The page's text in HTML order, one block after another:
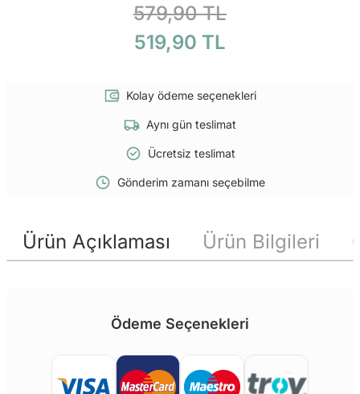
579,90 TL
519,90 TL
Kolay ödeme seçenekleri
Aynı gün teslimat
Ücretsiz teslimat
Gönderim zamanı seçebilme
Ürün Açıklaması Ürün Bilgileri
Ödeme Seçenekleri